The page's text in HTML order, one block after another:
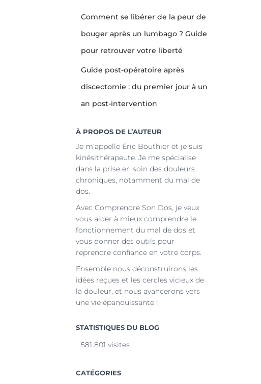
Comment se libérer de la peur de
bouger après un lumbago ? Guide
pour retrouver votre liberté
Guide post-opératoire après
discectomie : du premier jour à un
an post-intervention
À PROPOS DE L’AUTEUR
Je m’appelle Éric Bouthier et je suis
kinésithérapeute. Je me spécialise
dans la prise en soin des douleurs
chroniques, notamment du mal de
dos.
Avec Comprendre Son Dos, je veux
vous aider à mieux comprendre le
fonctionnement du mal de dos et
vous donner des outils pour
reprendre confiance en votre corps.
Ensemble nous déconstruirons les
idées reçues et les cercles vicieux de
la douleur, et nous avancerons vers
une vie épanouissante !
STATISTIQUES DU BLOG
581 801 visites
CATÉGORIES